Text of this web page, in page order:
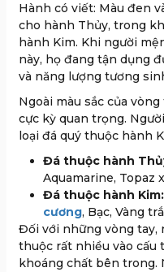
Hành có viết: Màu đen
cho hành Thủy, trong
hành Kim. Khi người
này, họ đang tận dụng
và năng lượng tương
Ngoài màu sắc của
cực kỳ quan trọng.
loại đá quý thuộc hành
Đá thuộc hành
Aquamarine, Topaz
Đá thuộc hành Kim:
cương, Bạc, Vàng
Đối với những vòng tay,
thuộc rất nhiều vào
khoáng chất bên trong.